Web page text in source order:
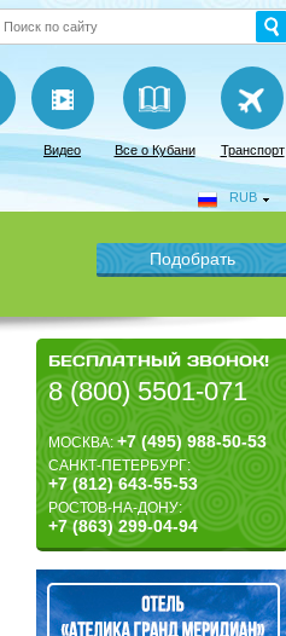
Видео Все о Кубани Транспорт
RUB
БЕСПЛАТНЫЙ ЗВОНОК!
8 (800) 5501-071
МОСКВА:+7 (495) 988-50-53
САНКТ-ПЕТЕРБУРГ:
+7 (812) 643-55-53
РОСТОВ-НА-ДОНУ:
+7 (863) 299-04-94